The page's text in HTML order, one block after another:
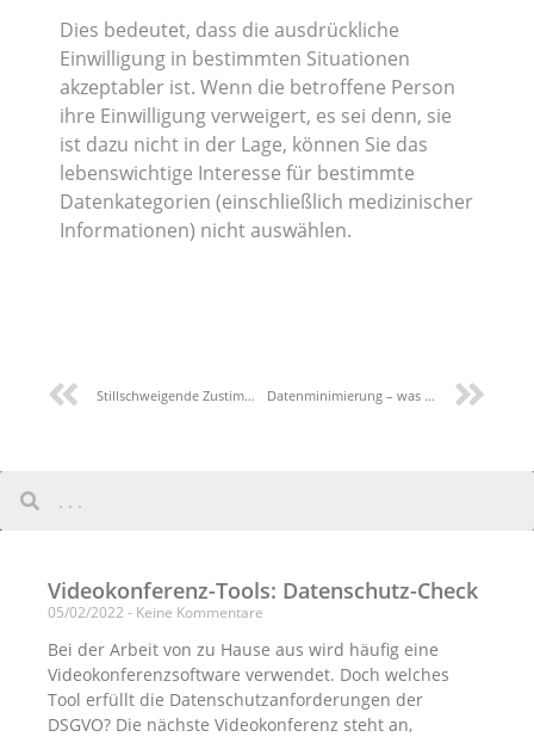
Dies bedeutet, dass die ausdrückliche
Einwilligung in bestimmten Situationen
akzeptabler ist. Wenn die betroffene Person
ihre Einwilligung verweigert, es sei denn, sie
ist dazu nicht in der Lage, können Sie das
lebenswichtige Interesse für bestimmte
Datenkategorien (einschließlich medizinischer
Informationen) nicht auswählen.
Stillschweigende Zustimmung gemäß DSGVO Datenminimierung – was sind die Vorteile für Unternehmen?
Videokonferenz-Tools: Datenschutz-Check
05/02/2022 Keine Kommentare
Bei der Arbeit von zu Hause aus wird häufig eine
Videokonferenzsoftware verwendet. Doch welches
Tool erfüllt die Datenschutzanforderungen der
DSGVO? Die nächste Videokonferenz steht an,